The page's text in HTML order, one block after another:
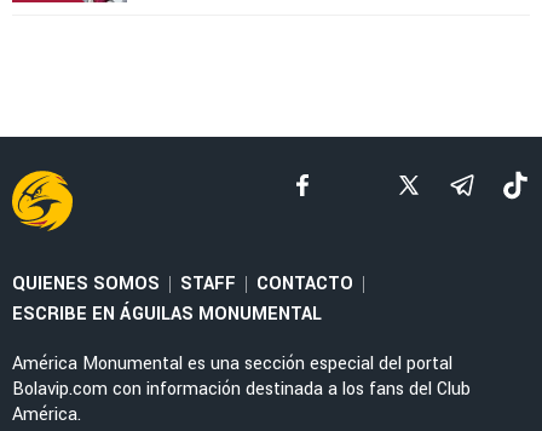
QUIENES SOMOS | STAFF | CONTACTO |
ESCRIBE EN ÁGUILAS MONUMENTAL
América Monumental es una sección especial del portal
Bolavip.com con información destinada a los fans del Club
América.